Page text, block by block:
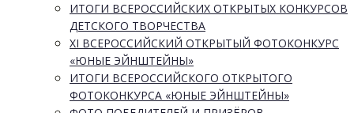
ИТОГИ ВСЕРОССИЙСКИХ ОТКРЫТЫХ КОНКУРСОВ
ДЕТСКОГО ТВОРЧЕСТВА
XI ВСЕРОССИЙСКИЙ ОТКРЫТЫЙ ФОТОКОНКУРС
«ЮНЫЕ ЭЙНШТЕЙНЫ»
ИТОГИ ВСЕРОССИЙСКОГО ОТКРЫТОГО
ФОТОКОНКУРСА «ЮНЫЕ ЭЙНШТЕЙНЫ»